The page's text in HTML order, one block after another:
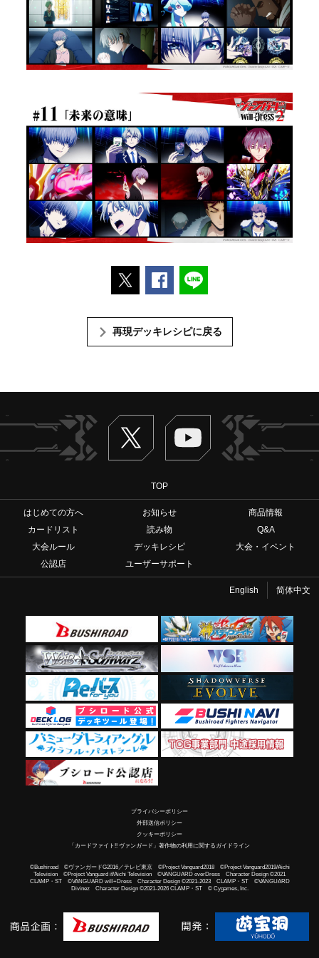
ポストするFacebookでシェアする
再現デッキレシピに戻る
Twitter ヴァンガードch
TOP
はじめての方へ お知らせ
商品情報
カードリスト
読み物
Q&A
大会ルール
デッキレシピ
大会・イベント
公認店
ユーザーサポート
English 简体中文
プライバシーポリシー
外部送信ポリシー
クッキーポリシー
「カードファイト!! ヴァンガード」著作物の利用に関するガイドライン
©Bushiroad ©ヴァンガードG2016／テレビ東京 ©Project Vanguard2018 ©Project Vanguard2019/Aichi
Television ©Project Vanguard if/Aichi Television ©VANGUARD overDress Character Design ©2021
CLAMP・ST ©VANGUARD will+Dress Character Design ©2021-2023 CLAMP・ST ©VANGUARD
Divinez Character Design ©2021-2026 CLAMP・ST © Cygames, Inc.